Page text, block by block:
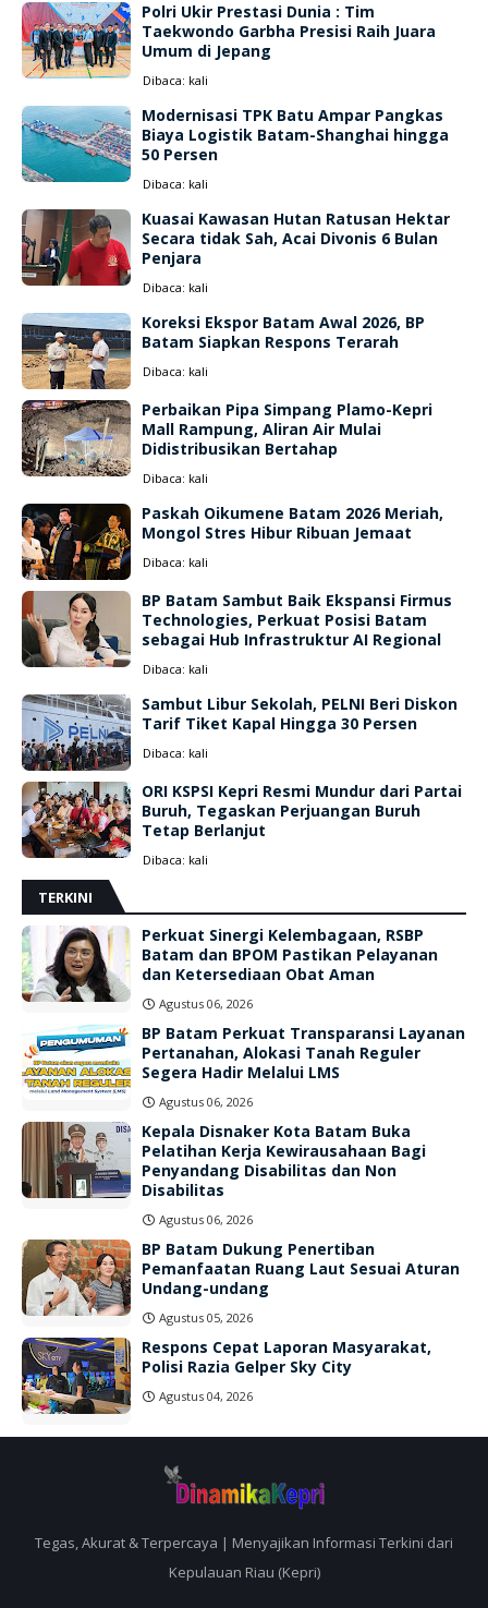
Polri Ukir Prestasi Dunia : Tim
Taekwondo Garbha Presisi Raih Juara
Umum di Jepang
Dibaca: kali
Modernisasi TPK Batu Ampar Pangkas
Biaya Logistik Batam-Shanghai hingga
50 Persen
Dibaca: kali
Kuasai Kawasan Hutan Ratusan Hektar
Secara tidak Sah, Acai Divonis 6 Bulan
Penjara
Dibaca: kali
Koreksi Ekspor Batam Awal 2026, BP
Batam Siapkan Respons Terarah
Dibaca: kali
Perbaikan Pipa Simpang Plamo-Kepri
Mall Rampung, Aliran Air Mulai
Didistribusikan Bertahap
Dibaca: kali
Paskah Oikumene Batam 2026 Meriah,
Mongol Stres Hibur Ribuan Jemaat
Dibaca: kali
BP Batam Sambut Baik Ekspansi Firmus
Technologies, Perkuat Posisi Batam
sebagai Hub Infrastruktur AI Regional
Dibaca: kali
Sambut Libur Sekolah, PELNI Beri Diskon
Tarif Tiket Kapal Hingga 30 Persen
Dibaca: kali
ORI KSPSI Kepri Resmi Mundur dari Partai
Buruh, Tegaskan Perjuangan Buruh
Tetap Berlanjut
Dibaca: kali
TERKINI
Perkuat Sinergi Kelembagaan, RSBP
Batam dan BPOM Pastikan Pelayanan
dan Ketersediaan Obat Aman
Agustus 06, 2026
BP Batam Perkuat Transparansi Layanan
Pertanahan, Alokasi Tanah Reguler
Segera Hadir Melalui LMS
Agustus 06, 2026
Kepala Disnaker Kota Batam Buka
Pelatihan Kerja Kewirausahaan Bagi
Penyandang Disabilitas dan Non
Disabilitas
Agustus 06, 2026
BP Batam Dukung Penertiban
Pemanfaatan Ruang Laut Sesuai Aturan
Undang-undang
Agustus 05, 2026
Respons Cepat Laporan Masyarakat,
Polisi Razia Gelper Sky City
Agustus 04, 2026
Tegas, Akurat & Terpercaya | Menyajikan Informasi Terkini dari
Kepulauan Riau (Kepri)